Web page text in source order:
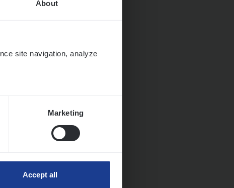
About
site navigation, analyze
Marketing
Accept all